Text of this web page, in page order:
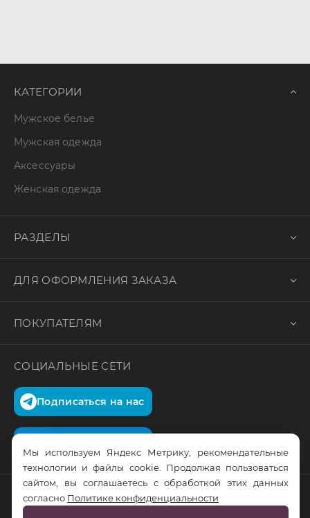
КАТЕГОРИИ
Мужское белье
Мужская одежда
Аксессуары
Женская одежда
РАЗДЕЛЫ
ДЛЯ ОФОРМЛЕНИЯ ЗАКАЗА
ПОКУПАТЕЛЯМ
СОЦИАЛЬНЫЕ СЕТИ
Подписаться на нас
© RusTrus. 2011-2026. Все права защищены
Мы используем Яндекс Метрику, рекомендательные
технологии и файлы cookie. Продолжая пользоваться
сайтом, вы соглашаетесь с обработкой этих данных
согласно Политике конфиденциальности